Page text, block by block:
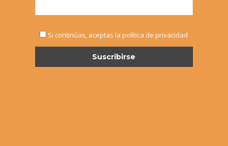
Si continúas, aceptas la política de privacidad